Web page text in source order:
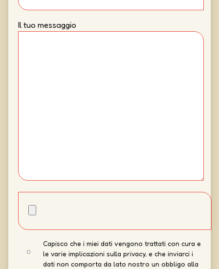
Il tuo messaggio
Capisco che i miei dati vengono trattati con cura e
le varie implicazioni sulla privacy, e che inviarci i
dati non comporta da lato nostro un obbligo alla